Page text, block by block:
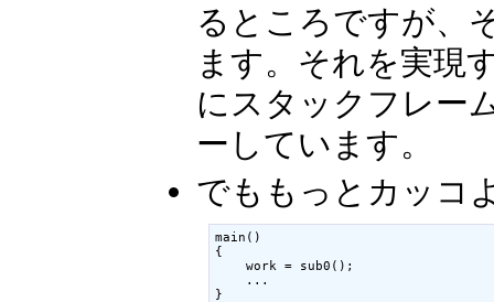
るところですが、
ます。それを実現
にスタックフレー
ーしています。
でももっとカッコ
main()
{
    work = sub0();
    ...
}